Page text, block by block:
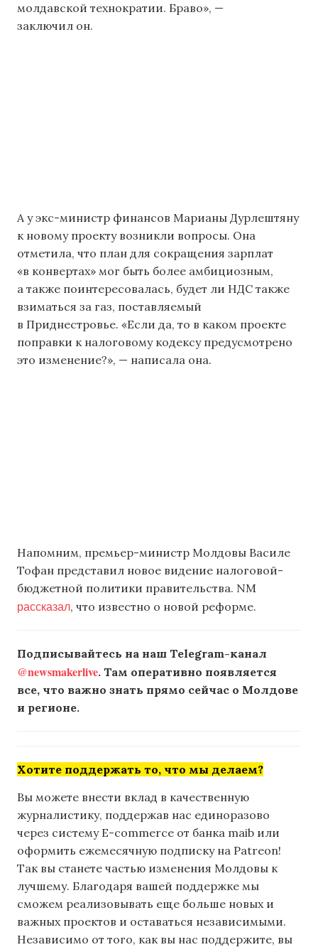
молдавской технократии. Браво», —
заключил он.
А у экс-министр финансов Марианы Дурлештяну
к новому проекту возникли вопросы. Она
отметила, что план для сокращения зарплат
«в конвертах» мог быть более амбициозным,
а также поинтересовалась, будет ли НДС также
взиматься за газ, поставляемый
в Приднестровье. «Если да, то в каком проекте
поправки к налоговому кодексу предусмотрено
это изменение?», — написала она.
Напомним, премьер-министр Молдовы Василе
Тофан представил новое видение налоговой-
бюджетной политики правительства. NM
рассказал, что известно о новой реформе.
Подписывайтесь на наш Telegram-канал
@newsmakerlive. Там оперативно появляется
все, что важно знать прямо сейчас о Молдове
и регионе.
Хотите поддержать то, что мы делаем?
Вы можете внести вклад в качественную
журналистику, поддержав нас единоразово
через систему E-commerce от банка maib или
оформить ежемесячную подписку на Patreon!
Так вы станете частью изменения Молдовы к
лучшему. Благодаря вашей поддержке мы
сможем реализовывать еще больше новых и
важных проектов и оставаться независимыми.
Независимо от того, как вы нас поддержите, вы